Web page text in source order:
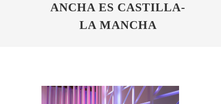
ANCHA ES CASTILLA-
LA MANCHA